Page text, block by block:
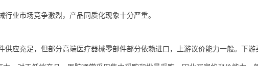
业市场竞争激烈，产品同质化现象十分严重。
供应充足，但部分高端医疗器械零部件部分依赖进口，上游议价能力一般。下游